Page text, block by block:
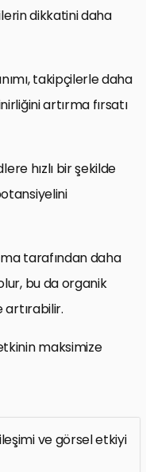
dikkatini daha
takipçilerle daha
artırma fırsatı
hızlı bir şekilde
tarafından daha
bu da organik
artırabilir.
maksimize
ve görsel etkiyi